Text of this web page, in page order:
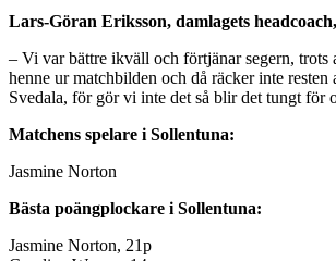
Lars-Göran Eriksson, damlagets
– Vi var bättre ikväll och förtjänar segern,
henne ur matchbilden och då räcker inte
Svedala, för gör vi inte det så blir det tungt för
Matchens spelare i Sollentuna:
Jasmine Norton
Bästa poängplockare i Sollentuna:
Jasmine Norton, 21p